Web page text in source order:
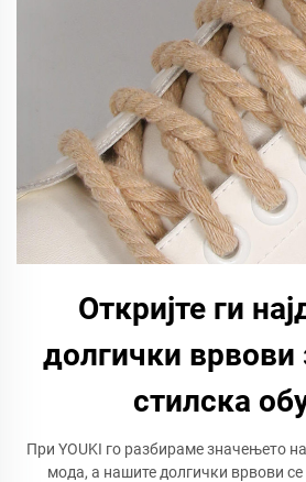
Откријте ги
долгички врвови
стилска
При YOUKI го разбираме значењето
мода, а нашите долгички врвови се